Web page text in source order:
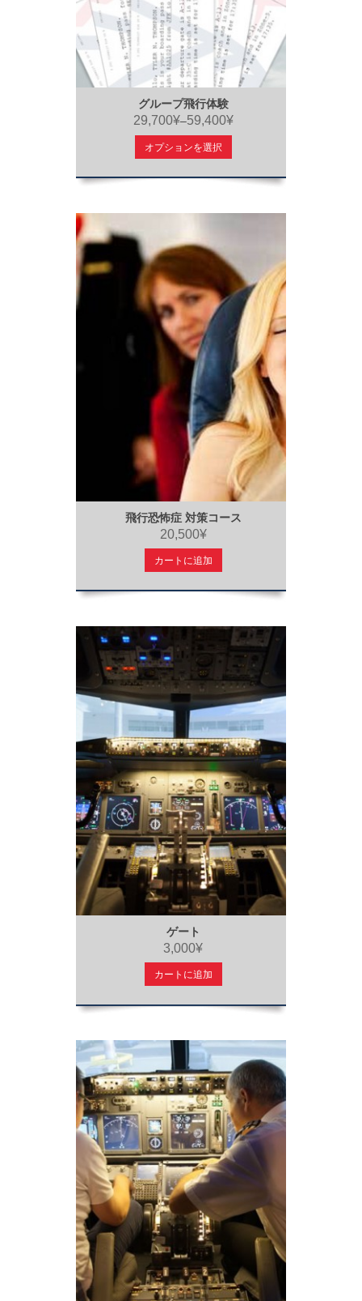
グループ飛行体験
29,700¥–59,400¥
オプションを選択
飛行恐怖症 対策コース
20,500¥
カートに追加
ゲート
3,000¥
カートに追加